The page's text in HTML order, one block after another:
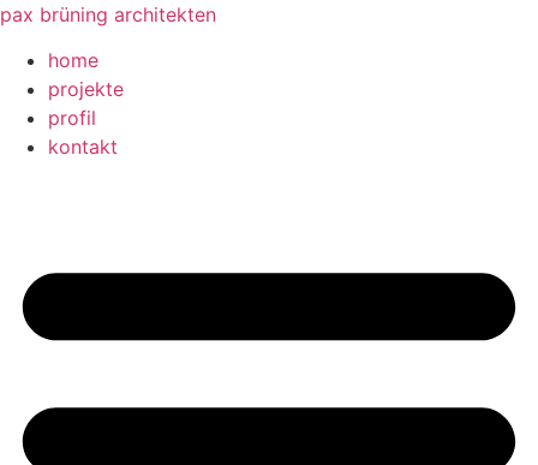
Zum
springen
pax brüning architekten
home
projekte
profil
kontakt